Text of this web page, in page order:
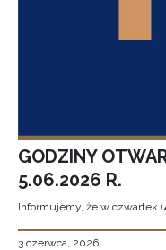
GODZINY
5.06.2026 R.
Informujemy, że w czwartek (
3 czerwca, 2026